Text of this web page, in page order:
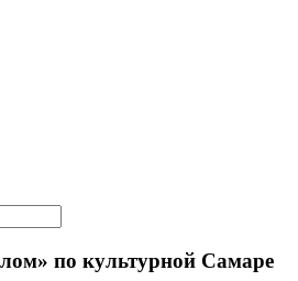
по культурной Самаре